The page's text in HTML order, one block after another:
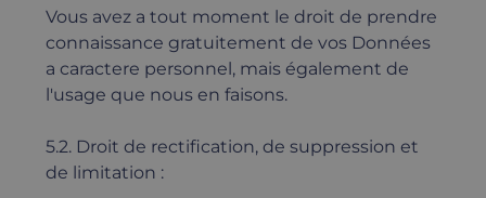
Vous avez a tout moment le droit de prendre
connaissance gratuitement de vos Données
a caractere personnel, mais également de
l'usage que nous en faisons.
5.2. Droit de rectification, de suppression et
de limitation :